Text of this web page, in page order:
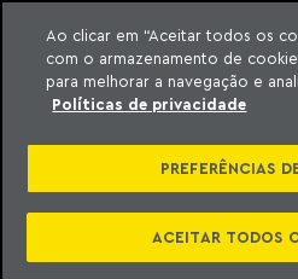
o conteúdo
Machado Meyer
FENALAW
WEEK
AGOSTO
Ao clicar em “Aceitar todos os
com o armazenamento de
para melhorar a navegação e
Políticas de privacidade
PREFERÊNCIAS
ACEITAR TODOS